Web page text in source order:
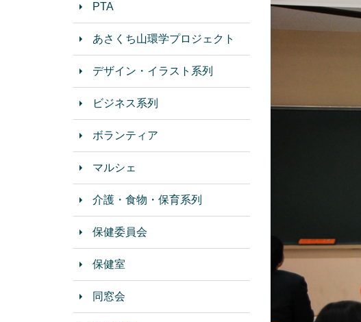
PTA
あさくち山環学プロジェクト
デザイン・イラスト系列
ビジネス系列
ボランティア
マルシェ
介護・食物・保育系列
保健委員会
保健室
同窓会